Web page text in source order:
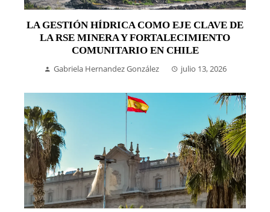
LA GESTIÓN HÍDRICA COMO EJE CLAVE DE
LA RSE MINERA Y FORTALECIMIENTO
COMUNITARIO EN CHILE
Gabriela Hernandez González julio 13, 2026